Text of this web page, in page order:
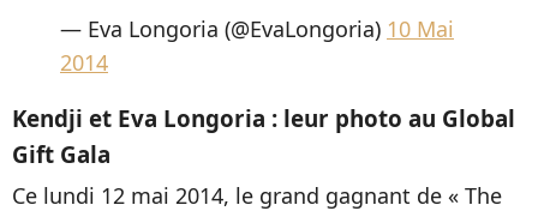
— Eva Longoria (@EvaLongoria) 10 Mai
2014
Kendji et Eva Longoria : leur photo au Global
Gift Gala
Ce lundi 12 mai 2014, le grand gagnant de « The